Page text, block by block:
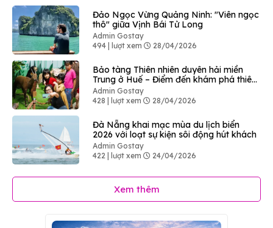
Đảo Ngọc Vừng Quảng Ninh: "Viên ngọc
thô" giữa Vịnh Bái Tử Long
Admin Gostay
494 | lượt xem
28/04/2026
Bảo tàng Thiên nhiên duyên hải miền
Trung ở Huế – Điểm đến khám phá thiên
nhiên độc đáo
Admin Gostay
428 | lượt xem
28/04/2026
Đà Nẵng khai mạc mùa du lịch biển
2026 với loạt sự kiện sôi động hút khách
Admin Gostay
422 | lượt xem
24/04/2026
Xem thêm